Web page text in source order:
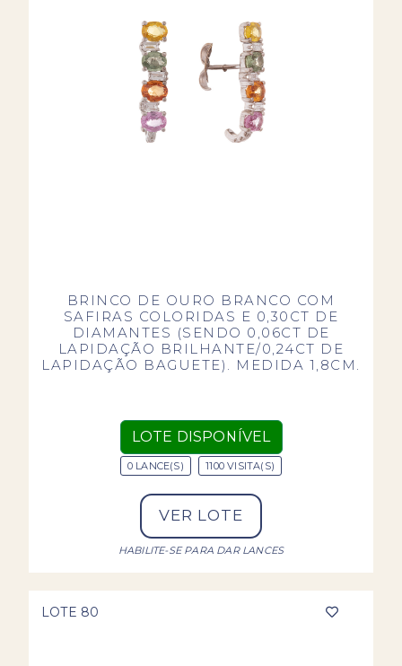
BRINCO DE OURO BRANCO COM
SAFIRAS COLORIDAS E 0,30CT DE
DIAMANTES (SENDO 0,06CT DE
LAPIDAÇÃO BRILHANTE/0,24CT DE
LAPIDAÇÃO BAGUETE). MEDIDA 1,8CM.
LOTE DISPONÍVEL
0 LANCE(S) 1100 VISITA(S)
VER LOTE
HABILITE-SE PARA DAR LANCES
LOTE 80